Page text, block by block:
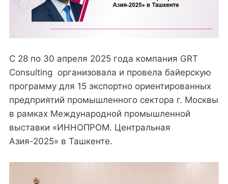
С 28 по 30 апреля 2025 года компания GRT
Consulting организовала и провела байерскую
программу для 15 экспортно ориентированных
предприятий промышленного сектора г. Москвы
в рамках Международной промышленной
выставки «ИННОПРОМ. Центральная
Азия-2025» в Ташкенте.